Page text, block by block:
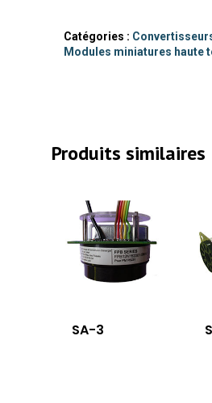
Catégories :
Modules miniatures haute
Produits similaires
SA-3